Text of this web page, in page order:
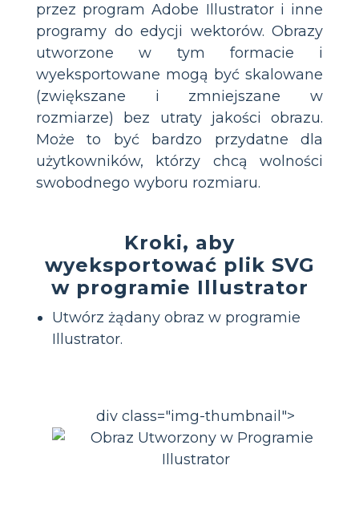
przez program Adobe Illustrator i inne
programy do edycji wektorów. Obrazy
utworzone w tym formacie i
wyeksportowane mogą być skalowane
(zwiększane i zmniejszane w
rozmiarze) bez utraty jakości obrazu.
Może to być bardzo przydatne dla
użytkowników, którzy chcą wolności
swobodnego wyboru rozmiaru.
Kroki, aby
wyeksportować plik SVG
w programie Illustrator
Utwórz żądany obraz w programie
Illustrator.
div class="img-thumbnail">